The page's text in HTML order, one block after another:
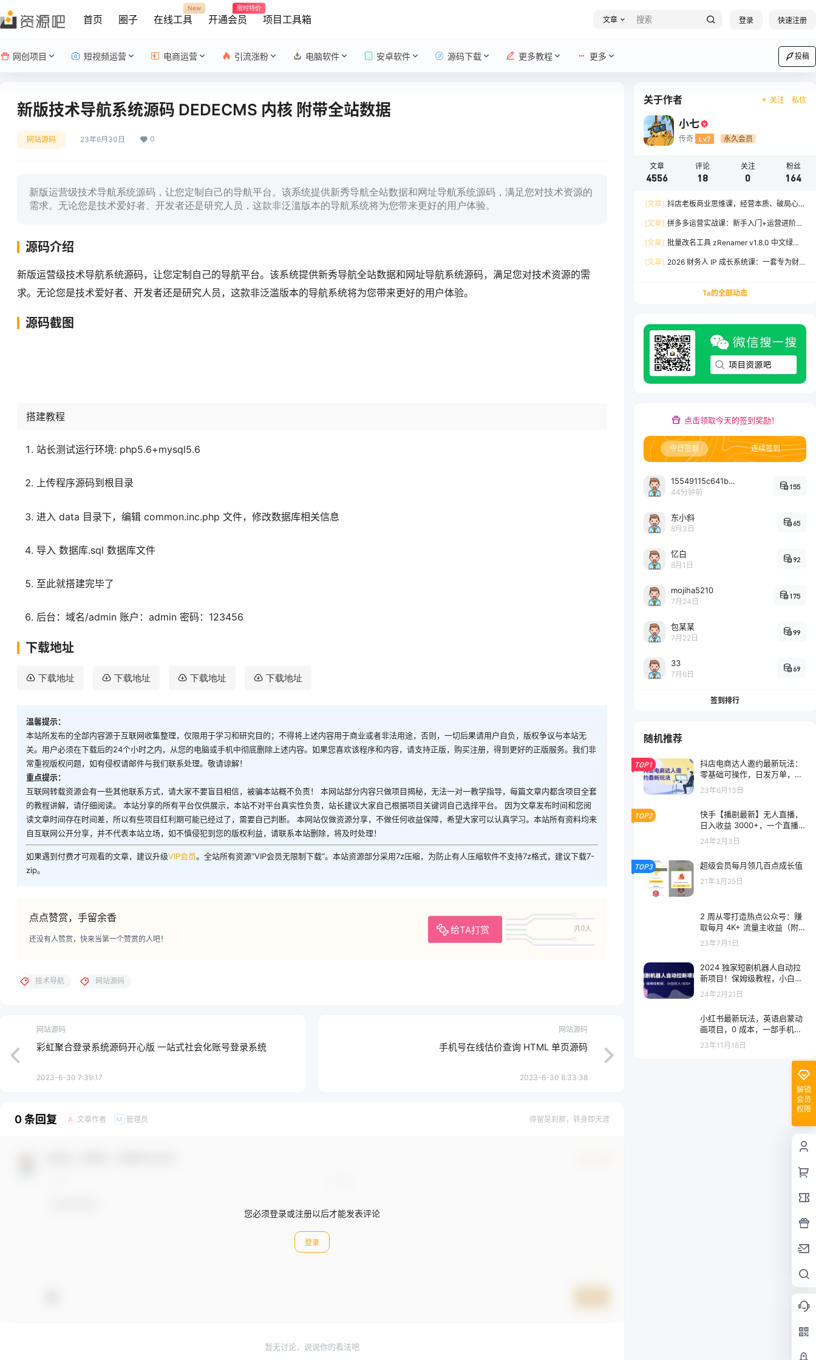
首页 圈子 在线工具
New
开通会员
限时特价
项目工具箱 文章 登录 快速注册
网创项目 短视频运营 电商运营 引流涨粉 电脑软件 安卓软件 源码下载 更多教程 更多 投稿
新版技术导航系统源码 DEDECMS 内核 附带全站数据
网站源码 23年6月30日 0
新版运营级技术导航系统源码，让您定制自己的导航平台。该系统提供新秀导航全站数据和网址导航系统源码，满足您对技术资源的
需求。无论您是技术爱好者、开发者还是研究人员，这款非泛滥版本的导航系统将为您带来更好的用户体验。
源码介绍
新版运营级技术导航系统源码，让您定制自己的导航平台。该系统提供新秀导航全站数据和网址导航系统源码，满足您对技术资源的需
求。无论您是技术爱好者、开发者还是研究人员，这款非泛滥版本的导航系统将为您带来更好的用户体验。
源码截图
搭建教程
站长测试运行环境: php5.6+mysql5.6
上传程序源码到根目录
进入 data 目录下，编辑 common.inc.php 文件，修改数据库相关信息
导入 数据库.sql 数据库文件
至此就搭建完毕了
后台：域名/admin 账户：admin 密码：123456
下载地址
下载地址 下载地址 下载地址 下载地址
温馨提示：
本站所发布的全部内容源于互联网收集整理，仅限用于学习和研究目的；不得将上述内容用于商业或者非法用途，否则，一切后果请用户自负，版权争议与本站无
关。用户必须在下载后的24个小时之内，从您的电脑或手机中彻底删除上述内容。如果您喜欢该程序和内容，请支持正版，购买注册，得到更好的正版服务。我们非
常重视版权问题，如有侵权请邮件与我们联系处理。敬请谅解！
重点提示：
互联网转载资源会有一些其他联系方式，请大家不要盲目相信，被骗本站概不负责！ 本网站部分内容只做项目揭秘，无法一对一教学指导，每篇文章内都含项目全套
的教程讲解，请仔细阅读。 本站分享的所有平台仅供展示，本站不对平台真实性负责，站长建议大家自己根据项目关键词自己选择平台。 因为文章发布时间和您阅
读文章时间存在时间差，所以有些项目红利期可能已经过了，需要自己判断。 本网站仅做资源分享，不做任何收益保障，希望大家可以认真学习。本站所有资料均来
自互联网公开分享，并不代表本站立场，如不慎侵犯到您的版权利益，请联系本站删除，将及时处理！
如果遇到付费才可观看的文章，建议升级VIP会员。全站所有资源“VIP会员无限制下载”。本站资源部分采用7z压缩，为防止有人压缩软件不支持7z格式，建议下载7-
zip。
点点赞赏，手留余香
给TA打赏 共0人
还没有人赞赏，快来当第一个赞赏的人吧！
技术导航 网站源码
网站源码
彩虹聚合登录系统源码开心版 一站式社会化账号登录系统
2023-6-30 7:39:17
网站源码
手机号在线估价查询 HTML 单页源码
2023-6-30 8:33:38
0 条回复 A 文章作者 M 管理员 停留是刹那，转身即天涯
您必须登录或注册以后才能发表评论
登录
暂无讨论，说说你的看法吧
关于作者 关注 私信
小七
传奇 Lv7 永久会员
文章
4556
评论
18
关注
0
粉丝
164
[文章] 抖店老板商业思维课，经营本质、破局心
增
[文章] 拼多多运营实战课：新手入门+运营进阶、
出百单
[文章] 批量改名工具 zRenamer v1.8.0 中文绿色
[文章] 2026 财务人 IP 成长系统课：一套专为财
Ta的全部动态
点击领取今天的签到奖励！
今日签到 连续签到
15549115c641bc6524e64d1d800349ec7396
44分钟前
155
东小斜
8月3日
65
忆白
8月1日
92
mojiha5210
7月24日
175
包某某
7月22日
99
33
7月6日
69
签到排行
随机推荐
TOP1
抖店电商达人邀约最新玩法：
零基础可操作，日发万单，批
量化复制！
23年6月13日
TOP2
快手【播剧最新】无人直播，
日入收益 3000+，一个直播间
多种收益，不违规不封号
24年2月3日
TOP3 超级会员每月领几百点成长值
21年3月25日
2 周从零打造热点公众号：赚
取每月 4K+ 流量主收益（附工
具+视频教程）
23年7月1日
2024 独家短剧机器人自动拉
新项目！保姆级教程，小白日
入1000+
24年2月21日
小红书最新玩法，英语启蒙动
画项目，0 成本，一部手机单
日变现 500+
23年11月18日
解锁
会员
权限